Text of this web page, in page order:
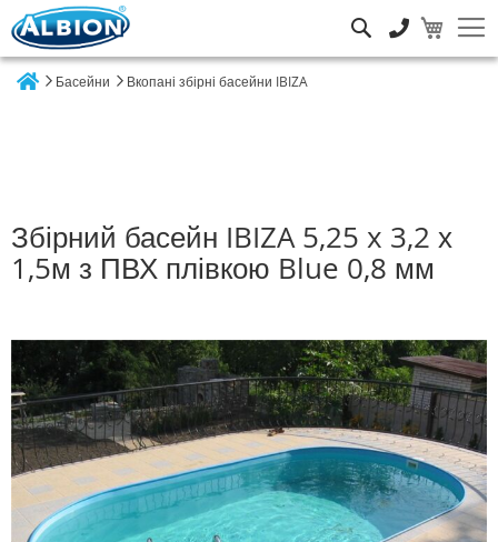
Басейни Вкопані збірні басейни IBIZA
Збірний басейн IBIZA 5,25 x 3,2 х
1,5м з ПВХ плівкою Blue 0,8 мм
Перейти
до
кінця
галереї
зображень